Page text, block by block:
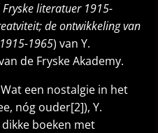
literatuer 1915-
de ontwikkeling van
1965) van Y.
de Fryske Akademy.
een nostalgie in het
nóg ouder[2]), Y.
boeken met